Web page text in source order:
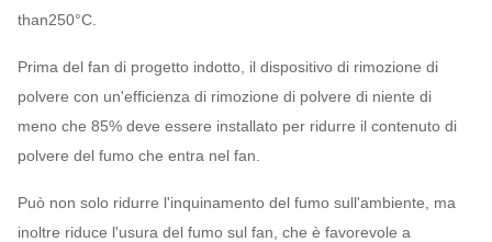
than250°C.
Prima del fan di progetto indotto, il dispositivo di rimozione di
polvere con un'efficienza di rimozione di polvere di niente di
meno che 85% deve essere installato per ridurre il contenuto di
polvere del fumo che entra nel fan.
Può non solo ridurre l'inquinamento del fumo sull'ambiente, ma
inoltre riduce l'usura del fumo sul fan, che è favorevole a